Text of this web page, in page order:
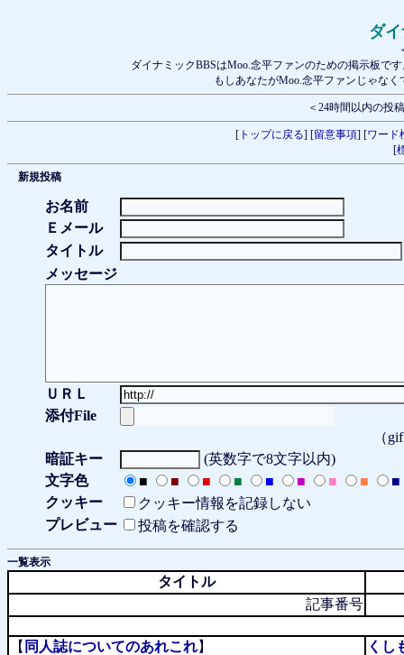
ダ
ダイナミックBBSはMoo.念平ファンのための掲示板で
もしあなたがMoo.念平ファンじゃな
＜24時間以内の投
[ トップに戻る] [留意事項] [ワード
[
新規投稿
お名前
Ｅメール
タイトル
メッセージ
ＵＲＬ
添付File
（
暗証キー
(英数字で8文字以内)
文字色
■ ■ ■ ■ ■ ■ ■ ■
■
クッキー
クッキー情報を記録しない
プレビュー
投稿を確認する
一覧表示
タイトル
記事番号
【 同人誌についてのあれこれ】
くし